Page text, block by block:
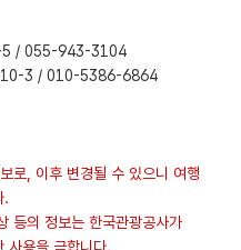
5 / 055-943-3104
10-3 / 010-5386-6864
, 이후 변경될 수 있으니 여행
.
등의 정보는 한국관광공사가
사용을 금합니다.